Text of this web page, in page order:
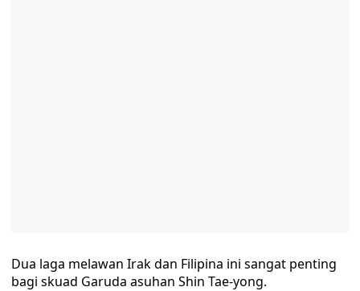
Dua laga melawan Irak dan Filipina ini sangat penting
bagi skuad Garuda asuhan Shin Tae-yong.